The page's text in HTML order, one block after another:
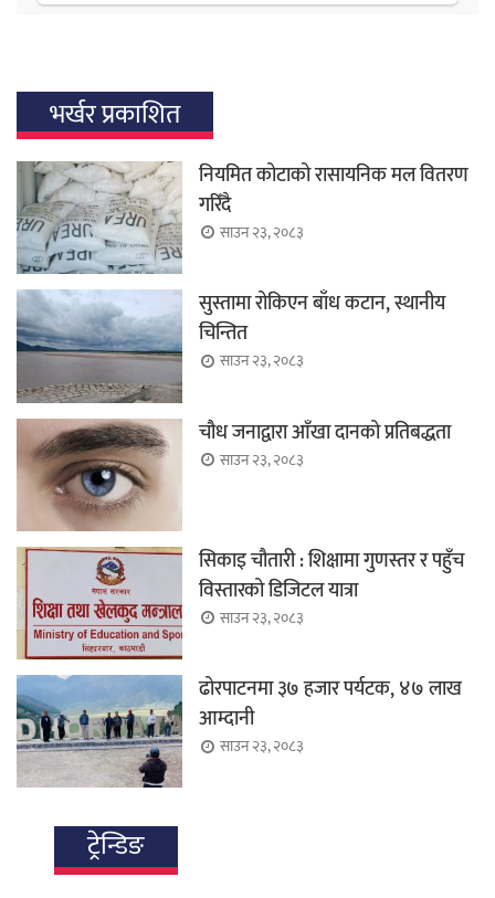
भर्खर प्रकाशित
नियमित कोटाको रासायनिक मल वितरण
गरिँदै
साउन २३, २०८३
सुस्तामा रोकिएन बाँध कटान, स्थानीय
चिन्तित
साउन २३, २०८३
चौध जनाद्वारा आँखा दानको प्रतिबद्धता
साउन २३, २०८३
सिकाइ चौतारी : शिक्षामा गुणस्तर र पहुँच
विस्तारको डिजिटल यात्रा
साउन २३, २०८३
ढोरपाटनमा ३७ हजार पर्यटक, ४७ लाख
आम्दानी
साउन २३, २०८३
ट्रेन्डिङ